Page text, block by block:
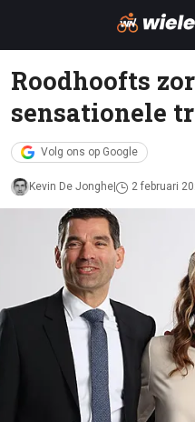
Roodhoofts
sensationele
Volg ons op Google
Kevin De Jonghe 2 februari